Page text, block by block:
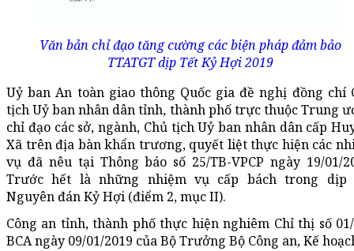
Văn bản chỉ đạo tăng cường các biện pháp đảm bảo
TTATGT dịp Tết Kỷ Hợi 2019
Uỷ ban An toàn giao thông Quốc gia đề nghị đồng chí
tịch Uỷ ban nhân dân tỉnh, thành phố trực thuộc Trung
chỉ đạo các sở, ngành, Chủ tịch Uỷ ban nhân dân cấp
Xã trên địa bàn khẩn trương, quyết liệt thực hiện các
vụ đã nêu tại Thông báo số 25/TB-VPCP ngày 19/01/
Trước hết là những nhiệm vụ cấp bách trong dịp
Nguyên đán Kỷ Hợi (điểm 2, mục II).
Công an tỉnh, thành phố thực hiện nghiêm Chỉ thị số
BCA ngày 09/01/2019 của Bộ Trưởng Bộ Công an, Kế